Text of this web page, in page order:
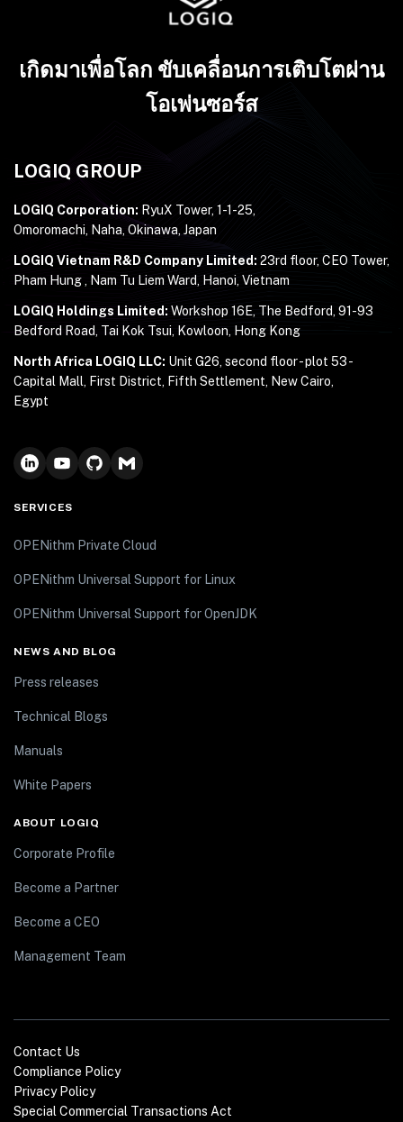
เกิดมาเพื่อโลก ขับเคลื่อนการเติบโตผ่าน
โอเพ่นซอร์ส
LOGIQ GROUP
LOGIQ Corporation: RyuX Tower, 1-1-25,
Omoromachi, Naha, Okinawa, Japan
LOGIQ Vietnam R&D Company Limited: 23rd floor, CEO Tower,
Pham Hung , Nam Tu Liem Ward, Hanoi, Vietnam
LOGIQ Holdings Limited: Workshop 16E, The Bedford, 91-93
Bedford Road, Tai Kok Tsui, Kowloon, Hong Kong
North Africa LOGIQ LLC: Unit G26, second floor - plot 53 -
Capital Mall, First District, Fifth Settlement, New Cairo,
Egypt
SERVICES
OPENithm Private Cloud
OPENithm Universal Support for Linux
OPENithm Universal Support for OpenJDK
NEWS AND BLOG
Press releases
Technical Blogs
Manuals
White Papers
ABOUT LOGIQ
Corporate Profile
Become a Partner
Become a CEO
Management Team
Contact Us
Compliance Policy
Privacy Policy
Special Commercial Transactions Act